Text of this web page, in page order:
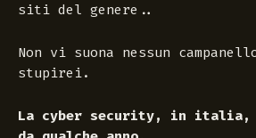
siti del genere..
Non vi suona nessun
stupirei.
La cyber security, in italia,